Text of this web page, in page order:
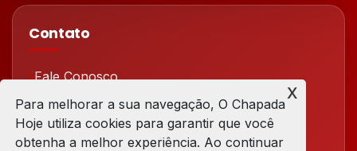
Contato
Fale Conosco
Redes Sociais
Para melhorar a sua navegação, O Chapada
Hoje utiliza cookies para garantir que você
obtenha a melhor experiência. Ao continuar
x